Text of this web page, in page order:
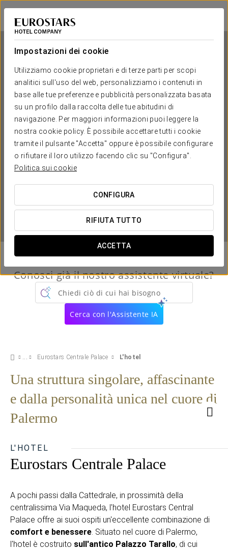
Impostazioni dei cookie
Utilizziamo cookie proprietari e di terze parti per scopi
analitici sull'uso del web, personalizziamo i contenuti in
base alle tue preferenze e pubblicità personalizzata basata
su un profilo dalla raccolta delle tue abitudini di
navigazione. Per maggiori informazioni puoi leggere la
nostra cookie policy. È possibile accettare tutti i cookie
tramite il pulsante "Accetta" oppure è possibile configurare
o rifiutare il loro utilizzo facendo clic su "Configura".
Politica sui cookie
CONFIGURA
RIFIUTA TUTTO
ACCETTA
Eurostars Centrale Palace
PALERMO
Eurostars Centrale Palace
PALERMO
QUANDO VUOI ANDARE?
Conosci già il nostro assistente virtuale?
Chiedi ciò di cui hai bisogno
Cerca con l'Assistente IA
Eurostars Centrale Palace L'hotel
Una struttura singolare, affascinante
e dalla personalità unica nel cuore di
Palermo
L'HOTEL
Eurostars Centrale Palace
A pochi passi dalla Cattedrale, in prossimità della
centralissima Via Maqueda, l'hotel Eurostars Central
Palace offre ai suoi ospiti un'eccellente combinazione di
comfort e benessere. Situato nel cuore di Palermo,
l'hotel è costruito sull'antico Palazzo Tarallo, di cui